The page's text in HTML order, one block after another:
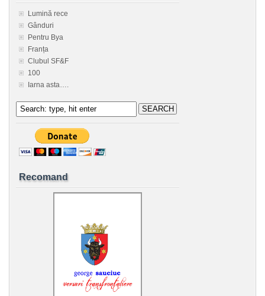
Lumină rece
Gânduri
Pentru Bya
Franța
Clubul SF&F
100
Iarna asta….
Recomand